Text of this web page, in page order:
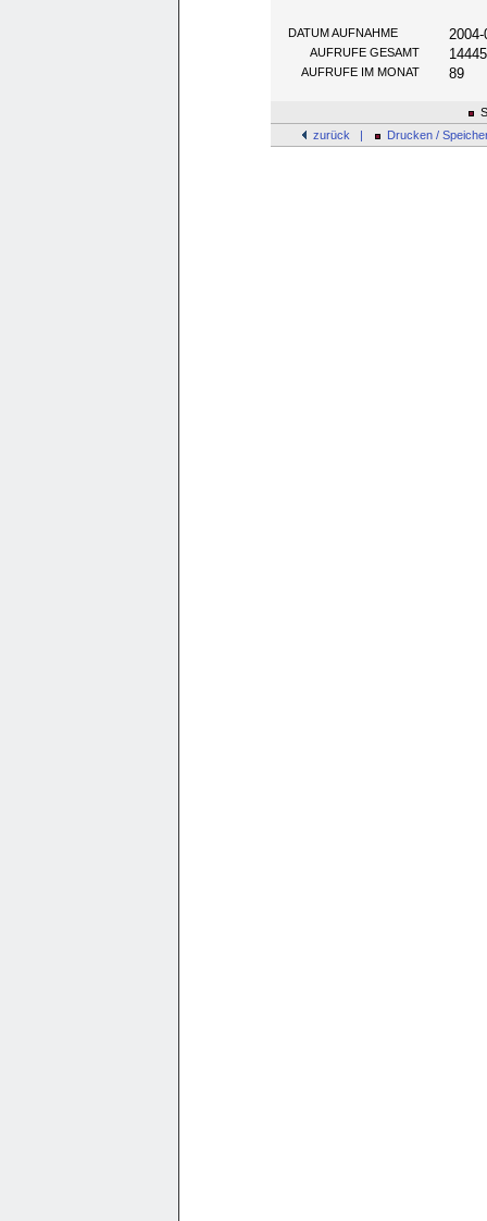
DATUM AUFNAHME 2004-
AUFRUFE GESAMT 14445
AUFRUFE IM MONAT 89
zurück |
Drucken /